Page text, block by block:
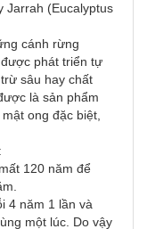
Jarrah (Eucalyptus
cánh rừng
phát triển tự
sâu hay chất
là sản phẩm
ong đặc biệt,
120 năm để
4 năm 1 lần và
một lúc. Do vậy